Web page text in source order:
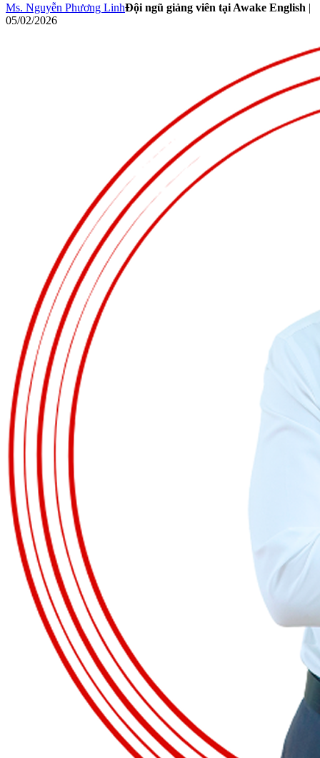
Ms. Nguyễn Phương LinhĐội ngũ giảng viên tại Awake English |
05/02/2026